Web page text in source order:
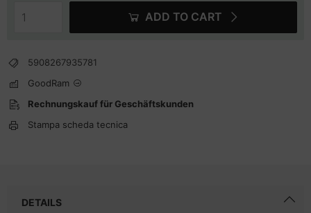
ADD TO CART
5908267935781
GoodRam
Rechnungskauf für Geschäftskunden
Stampa scheda tecnica
DETAILS